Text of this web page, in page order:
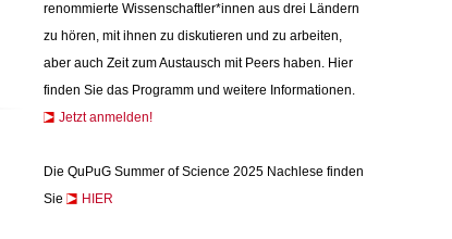
renommierte Wissenschaftler*innen aus drei Ländern
zu hören, mit ihnen zu diskutieren und zu arbeiten,
aber auch Zeit zum Austausch mit Peers haben. Hier
finden Sie das Programm und weitere Informationen.
Jetzt anmelden!
Die QuPuG Summer of Science 2025 Nachlese finden
Sie
HIER